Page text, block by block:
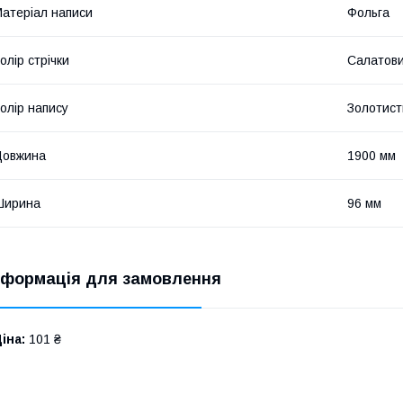
написи Фольга
стрічки
напису
1900 мм
96 мм
для замовлення
101 ₴